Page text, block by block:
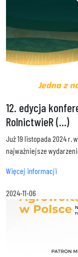
12. edycja
RolnictwieR (...)
Już 19 listopada 2024 r.
najważniejsze
Więcej informacji
2024-11-06